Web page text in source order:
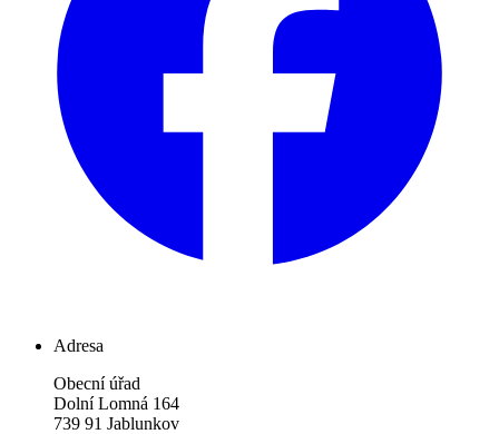
Adresa
Obecní úřad
Dolní Lomná 164
739 91 Jablunkov